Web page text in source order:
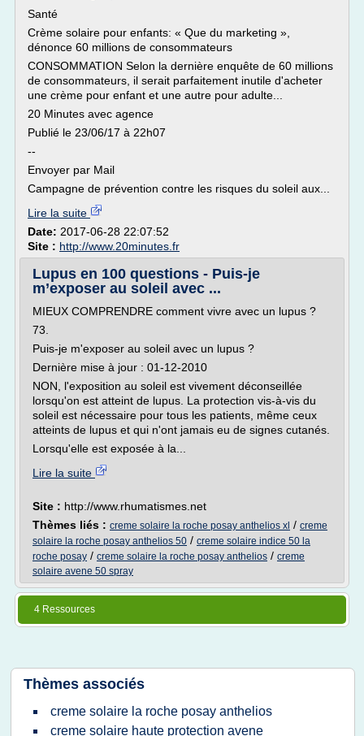
Santé
Crème solaire pour enfants: « Que du marketing »,
dénonce 60 millions de consommateurs
CONSOMMATION Selon la dernière enquête de 60 millions
de consommateurs, il serait parfaitement inutile d'acheter
une crème pour enfant et une autre pour adulte...
20 Minutes avec agence
Publié le 23/06/17 à 22h07
--
Envoyer par Mail
Campagne de prévention contre les risques du soleil aux...
Lire la suite
Date: 2017-06-28 22:07:52
Site : http://www.20minutes.fr
Lupus en 100 questions - Puis-je
m’exposer au soleil avec ...
MIEUX COMPRENDRE comment vivre avec un lupus ?
73.
Puis-je m'exposer au soleil avec un lupus ?
Dernière mise à jour : 01-12-2010
NON, l'exposition au soleil est vivement déconseillée
lorsqu'on est atteint de lupus. La protection vis-à-vis du
soleil est nécessaire pour tous les patients, même ceux
atteints de lupus et qui n'ont jamais eu de signes cutanés.
Lorsqu'elle est exposée à la...
Lire la suite
Site : http://www.rhumatismes.net
Thèmes liés : creme solaire la roche posay anthelios xl / creme
solaire la roche posay anthelios 50 / creme solaire indice 50 la
roche posay / creme solaire la roche posay anthelios / creme
solaire avene 50 spray
4 Ressources
Thèmes associés
creme solaire la roche posay anthelios
creme solaire haute protection avene